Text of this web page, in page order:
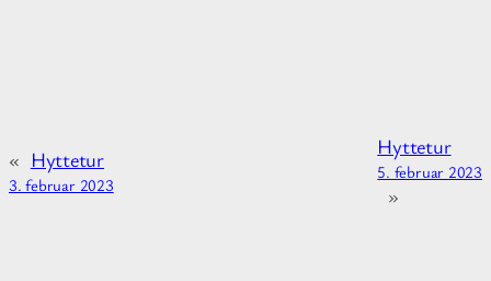
o
« Hyttetur
3. februar 2023
Hyttetur
5. februar 2023
»